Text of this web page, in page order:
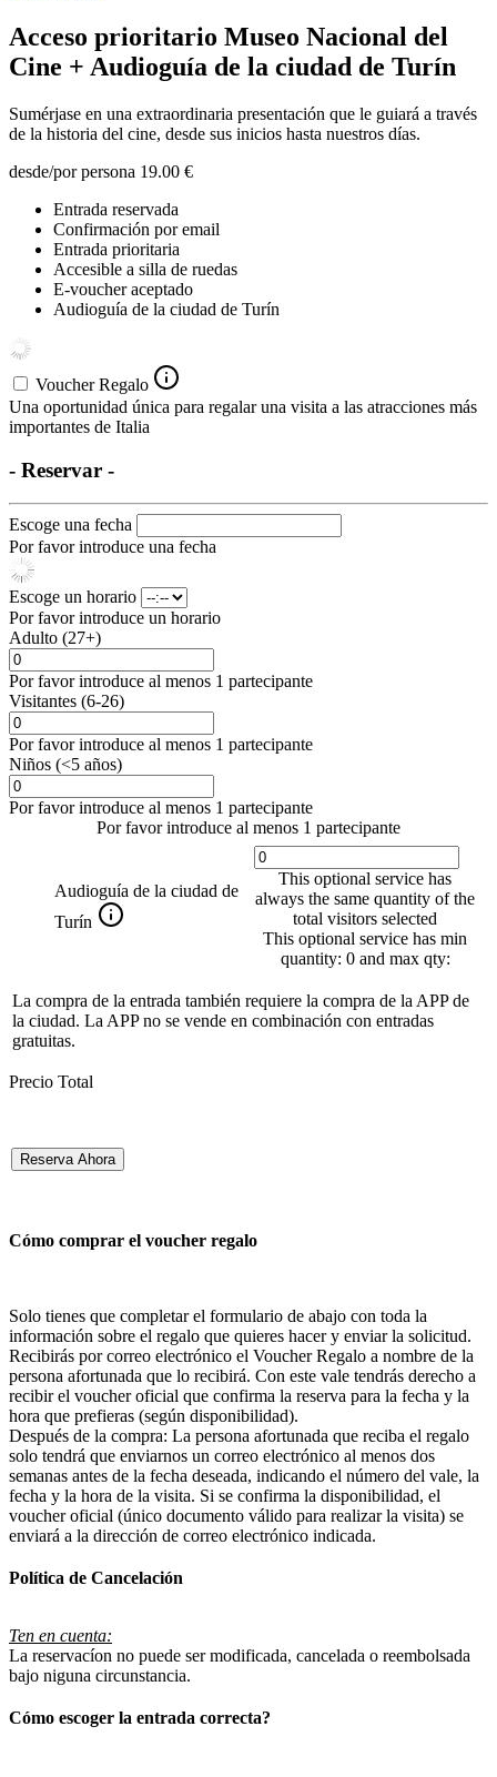
Acceso prioritario Museo Nacional del
Cine + Audioguía de la ciudad de Turín
Sumérjase en una extraordinaria presentación que le guiará a través
de la historia del cine, desde sus inicios hasta nuestros días.
desde/por persona 19.00 €
Entrada reservada
Confirmación por email
Entrada prioritaria
Accesible a silla de ruedas
E-voucher aceptado
Audioguía de la ciudad de Turín
Voucher Regalo
Una oportunidad única para regalar una visita a las atracciones más
importantes de Italia
- Reservar -
Escoge una fecha
Por favor introduce una fecha
Escoge un horario
Por favor introduce un horario
Adulto (27+)
Por favor introduce al menos 1 partecipante
Visitantes (6-26)
Por favor introduce al menos 1 partecipante
Niños (<5 años)
Por favor introduce al menos 1 partecipante
Por favor introduce al menos 1 partecipante
Audioguía de la ciudad de
Turín
This optional service has
always the same quantity of the
total visitors selected
This optional service has min
quantity: 0 and max qty:
La compra de la entrada también requiere la compra de la APP de
la ciudad. La APP no se vende en combinación con entradas
gratuitas.
Precio Total
Reserva Ahora
Cómo comprar el voucher regalo
Solo tienes que completar el formulario de abajo con toda la
información sobre el regalo que quieres hacer y enviar la solicitud.
Recibirás por correo electrónico el Voucher Regalo a nombre de la
persona afortunada que lo recibirá. Con este vale tendrás derecho a
recibir el voucher oficial que confirma la reserva para la fecha y la
hora que prefieras (según disponibilidad).
Después de la compra: La persona afortunada que reciba el regalo
solo tendrá que enviarnos un correo electrónico al menos dos
semanas antes de la fecha deseada, indicando el número del vale, la
fecha y la hora de la visita. Si se confirma la disponibilidad, el
voucher oficial (único documento válido para realizar la visita) se
enviará a la dirección de correo electrónico indicada.
Política de Cancelación
Ten en cuenta:
La reservacíon no puede ser modificada, cancelada o reembolsada
bajo niguna circunstancia.
Cómo escoger la entrada correcta?